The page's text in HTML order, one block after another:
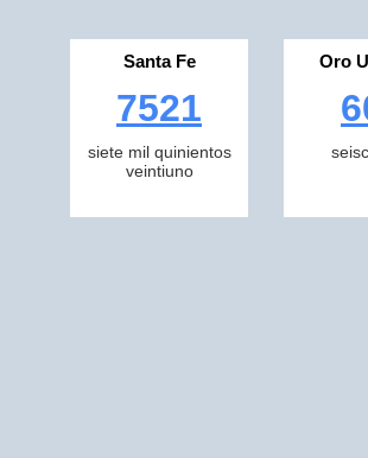
Santa Fe
7521
siete mil quinientos
veintiuno
Oro